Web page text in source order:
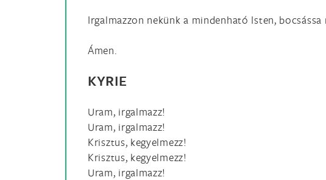
Irgalmazzon nekünk a mindenható Isten,
Ámen.
KYRIE
Uram, irgalmazz!
Uram, irgalmazz!
Krisztus, kegyelmezz!
Krisztus, kegyelmezz!
Uram, irgalmazz!